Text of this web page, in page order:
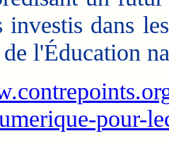
investis dans
l'Éducation
pour-